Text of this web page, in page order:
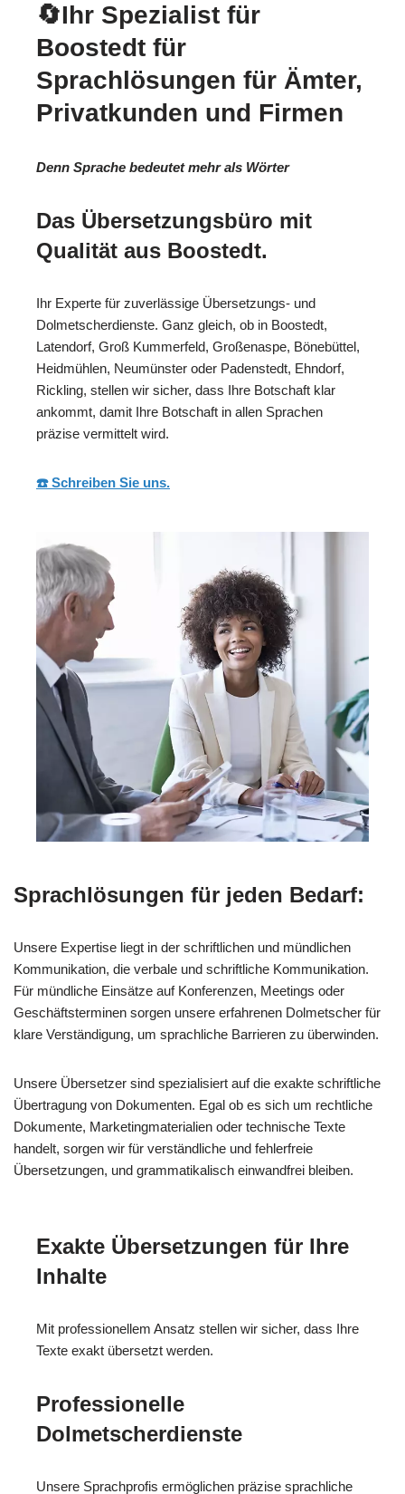
🔄Ihr Spezialist für
Boostedt für
Sprachlösungen für Ämter,
Privatkunden und Firmen
Denn Sprache bedeutet mehr als Wörter
Das Übersetzungsbüro mit
Qualität aus Boostedt.
Ihr Experte für zuverlässige Übersetzungs- und
Dolmetscherdienste. Ganz gleich, ob in Boostedt,
Latendorf, Groß Kummerfeld, Großenaspe, Bönebüttel,
Heidmühlen, Neumünster oder Padenstedt, Ehndorf,
Rickling, stellen wir sicher, dass Ihre Botschaft klar
ankommt, damit Ihre Botschaft in allen Sprachen
präzise vermittelt wird.
☎️ Schreiben Sie uns.
Sprachlösungen für jeden Bedarf:
Unsere Expertise liegt in der schriftlichen und mündlichen
Kommunikation, die verbale und schriftliche Kommunikation.
Für mündliche Einsätze auf Konferenzen, Meetings oder
Geschäftsterminen sorgen unsere erfahrenen Dolmetscher für
klare Verständigung, um sprachliche Barrieren zu überwinden.
Unsere Übersetzer sind spezialisiert auf die exakte schriftliche
Übertragung von Dokumenten. Egal ob es sich um rechtliche
Dokumente, Marketingmaterialien oder technische Texte
handelt, sorgen wir für verständliche und fehlerfreie
Übersetzungen, und grammatikalisch einwandfrei bleiben.
Exakte Übersetzungen für Ihre
Inhalte
Mit professionellem Ansatz stellen wir sicher, dass Ihre
Texte exakt übersetzt werden.
Professionelle
Dolmetscherdienste
Unsere Sprachprofis ermöglichen präzise sprachliche